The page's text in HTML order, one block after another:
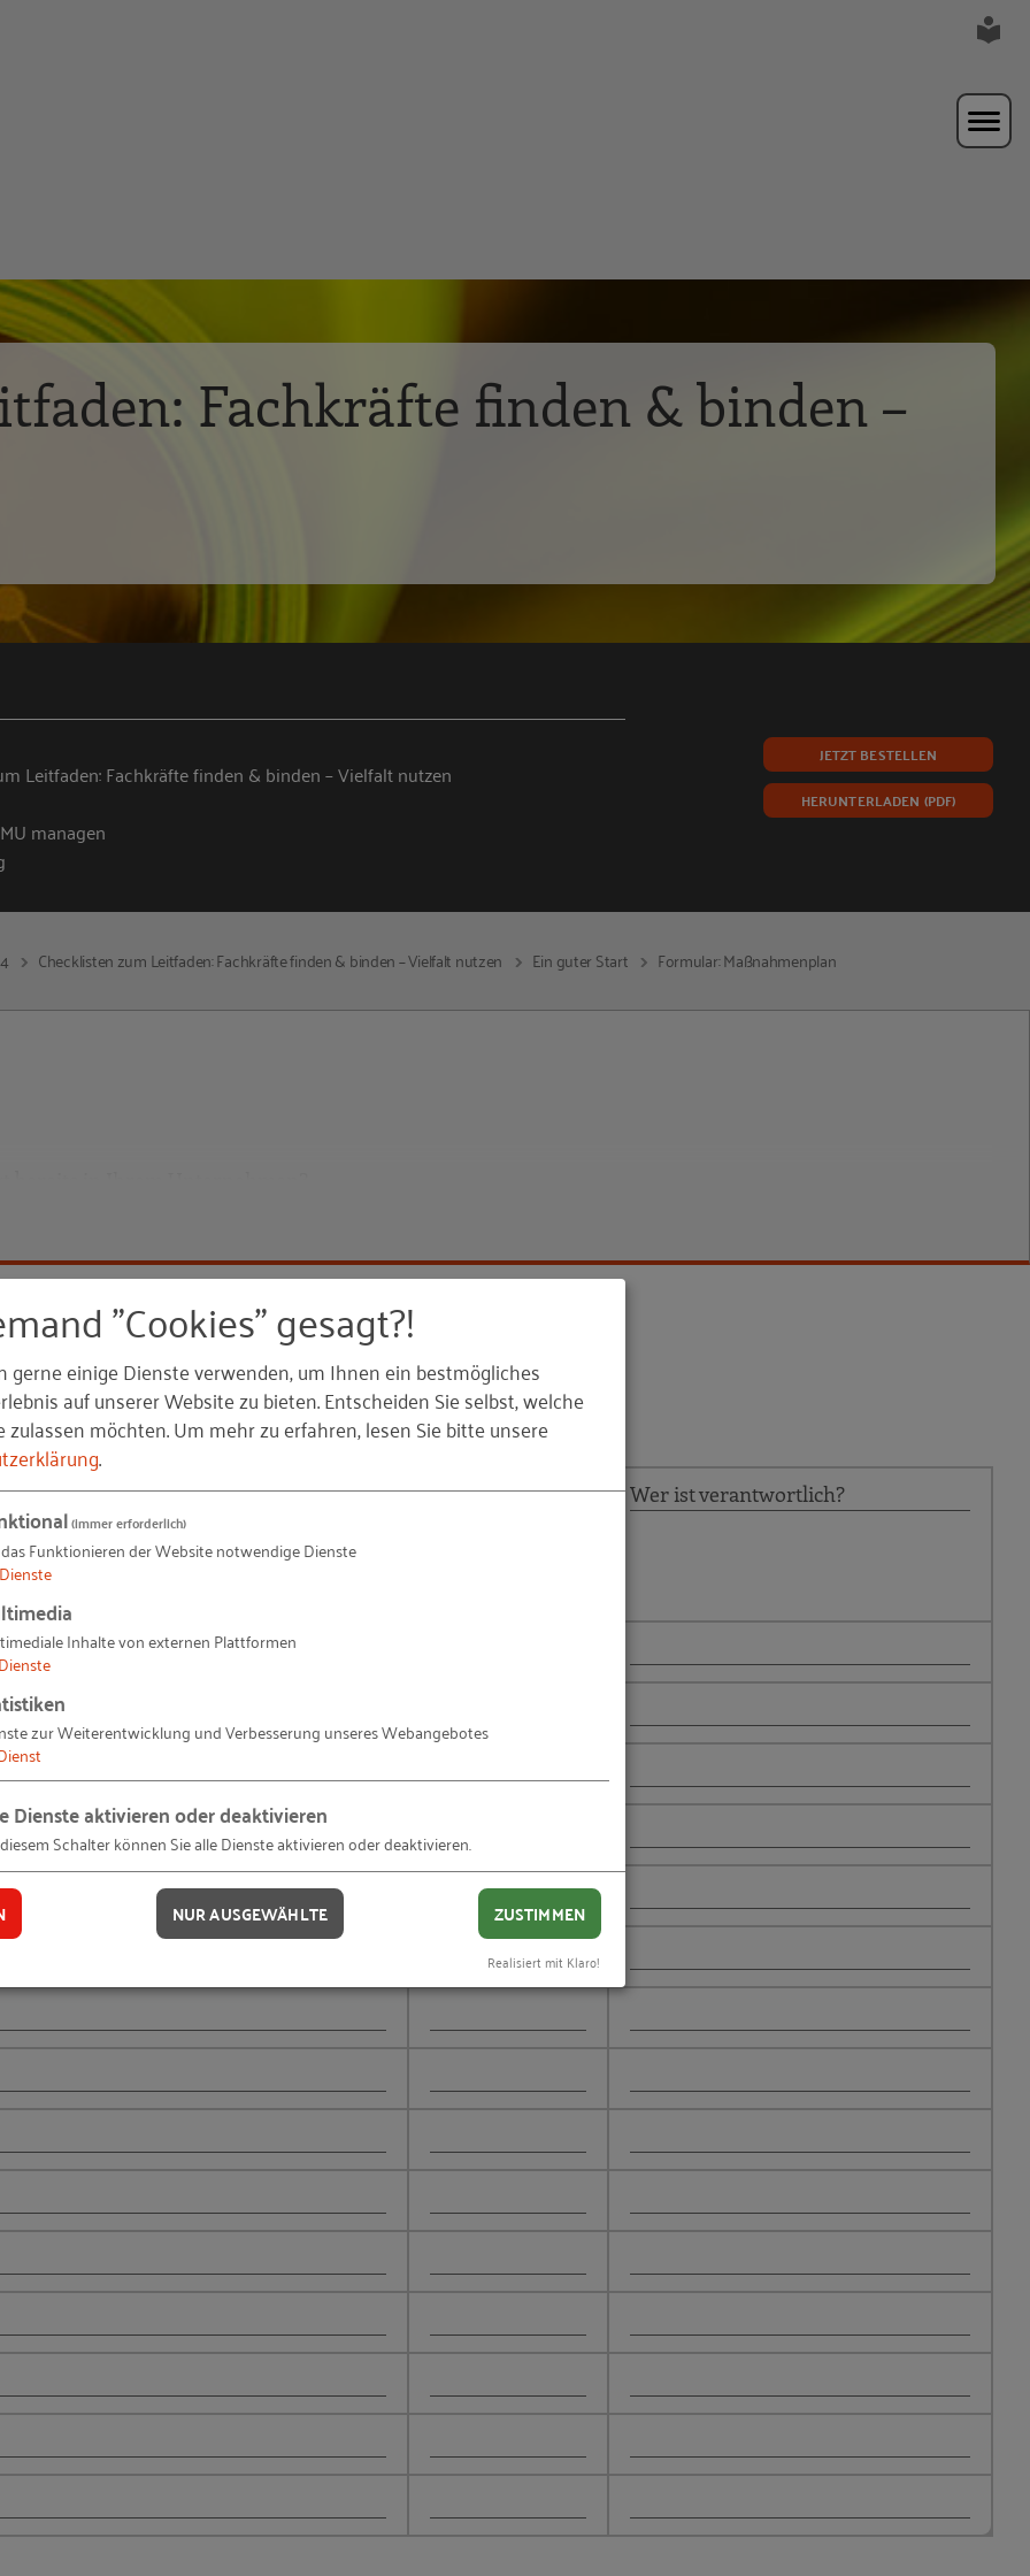
Fachkräfte finden & binden –
Leitfaden: Fachkräfte finden & binden – Vielfalt nutzen
managen
JETZT BESTELLEN
HERUNTERLADEN (PDF)
Checklisten zum Leitfaden: Fachkräfte finden & binden – Vielfalt nutzen Ein guter Start Formular: Maßnahmenplan
von Vorstellungsgesprächen
der neuen Fachkraft und ggf. ihrer Familie
der zuständigen Führungskraft
des Teams
100 Tage
Fachkraft, Team)
Bis wann? Wer ist verantwortlich?
"Cookies" gesagt?!
gerne einige Dienste verwenden, um Ihnen ein bestmögliches
auf unserer Website zu bieten. Entscheiden Sie selbst, welche
zulassen möchten.Um mehr zu erfahren, lesen Sie bitte unsere
.
(immer erforderlich)
Funktionieren der Website notwendige Dienste
Dienste
Inhalte von externen Plattformen
Dienste
zur Weiterentwicklung und Verbesserung unseres Webangebotes
Dienste aktivieren oder deaktivieren
Schalter können Sie alle Dienste aktivieren oder deaktivieren.
NUR AUSGEWÄHLTE ZUSTIMMEN
Realisiert mit Klaro!